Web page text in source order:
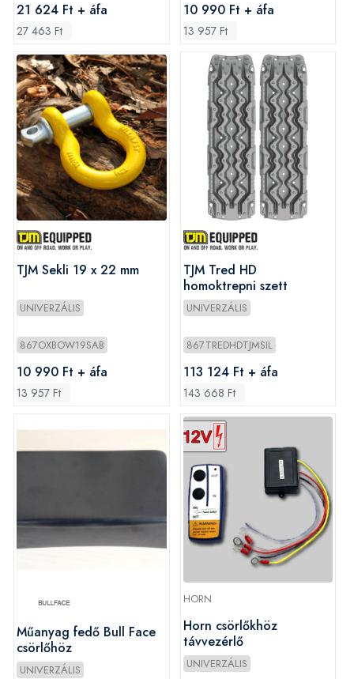
21 624 Ft + áfa
27 463 Ft
10 990 Ft + áfa
13 957 Ft
TJM Sekli 19 x 22 mm
UNIVERZÁLIS
867OXBOW19SAB
10 990 Ft + áfa
13 957 Ft
TJM Tred HD
homoktrepni szett
UNIVERZÁLIS
867TREDHDTJMSIL
113 124 Ft + áfa
143 668 Ft
Műanyag fedő Bull Face
csörlőhöz
UNIVERZÁLIS
HORN
Horn csörlőkhöz
távvezérlő
UNIVERZÁLIS